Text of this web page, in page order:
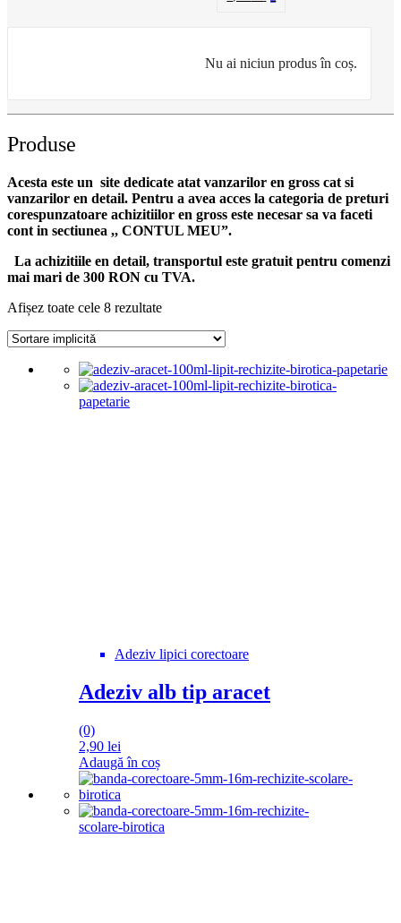
Nu ai niciun produs în coș.
Produse
Acesta este un site dedicate atat vanzarilor en gross cat si
vanzarilor en detail. Pentru a avea acces la categoria de preturi
corespunzatoare achizitiilor en gross este necesar sa va faceti
cont in sectiunea ,, CONTUL MEU”.
La achizitiile en detail, transportul este gratuit pentru comenzi
mai mari de 300 RON cu TVA.
Afișez toate cele 8 rezultate
Adeziv lipici corectoare
Adeziv alb tip aracet
(0)
2,90 lei
Adaugă în coș